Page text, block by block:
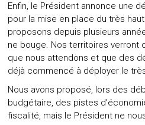
Enfin, le Président annonce une
pour la mise en place du très
proposons depuis plusieurs
ne bouge. Nos territoires verront
que nous attendons et que des
déjà commencé à déployer le
Nous avons proposé, lors des
budgétaire, des pistes
fiscalité, mais le Président ne